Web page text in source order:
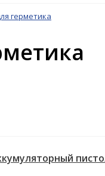
герметика